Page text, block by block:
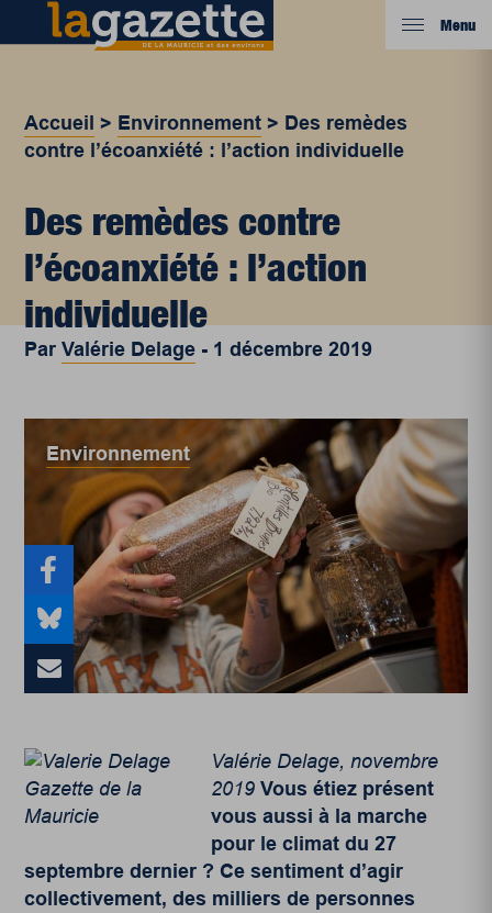
Menu
Accueil > Environnement > Des remèdes
contre l’écoanxiété : l’action individuelle
Des remèdes contre
l’écoanxiété : l’action
individuelle
ParValérie Delage - 1 décembre 2019
Environnement
Valérie Delage, novembre
2019 Vous étiez présent
vous aussi à la marche
pour le climat du 27
septembre dernier ? Ce sentiment d’agir
collectivement, des milliers de personnes